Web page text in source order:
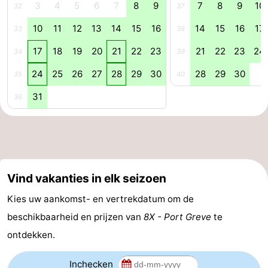
Zwembaden
Fietsen
Wandelen
Surfen
-
en
drinken
Zeehonden
Evenementen
32 3 4 5 6 7 8 9
33 10 11 12 13 14 15 16
34 17 18 19 20 21 22 23
35 24 25 26 27 28 29 30
36 31
37 7 8 9 10
38 14 15 16 17
39 21 22 23 24
40 28 29 30
Vind vakanties in elk seizoen
Kies uw aankomst- en vertrekdatum om de
beschikbaarheid en prijzen van 8X - Port Greve te
ontdekken.
Inchecken